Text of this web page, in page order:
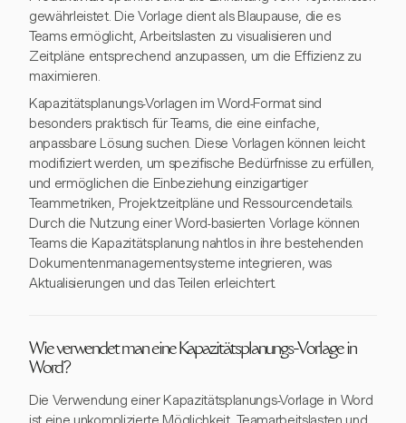
gewährleistet. Die Vorlage dient als Blaupause, die es
Teams ermöglicht, Arbeitslasten zu visualisieren und
Zeitpläne entsprechend anzupassen, um die Effizienz zu
maximieren.
Kapazitätsplanungs-Vorlagen im Word-Format sind
besonders praktisch für Teams, die eine einfache,
anpassbare Lösung suchen. Diese Vorlagen können leicht
modifiziert werden, um spezifische Bedürfnisse zu erfüllen,
und ermöglichen die Einbeziehung einzigartiger
Teammetriken, Projektzeitpläne und Ressourcendetails.
Durch die Nutzung einer Word-basierten Vorlage können
Teams die Kapazitätsplanung nahtlos in ihre bestehenden
Dokumentenmanagementsysteme integrieren, was
Aktualisierungen und das Teilen erleichtert.
Wie verwendet man eine Kapazitätsplanungs-Vorlage in
Word?
Die Verwendung einer Kapazitätsplanungs-Vorlage in Word